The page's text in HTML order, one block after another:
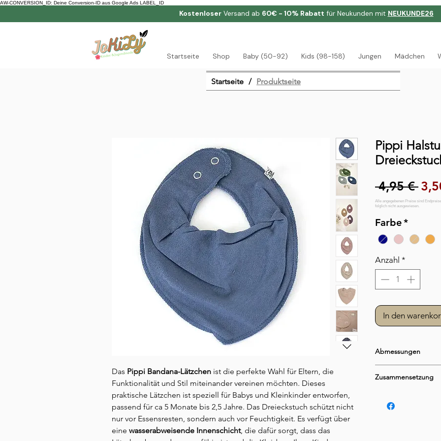
AW-CONVERSION_ID: Deine Conversion-ID aus Google Ads LABEL_ID
KostenloserVersand ab 60€ - 10% Rabatt für Neukunden mit NEUKUNDE26
Startseite Shop Baby (50-92) Kids (98-158) Jungen Mädchen
Das Pippi Bandana-Lätzchen ist die perfekte Wahl für Eltern, die
Funktionalität und Stil miteinander vereinen möchten. Dieses
praktische Lätzchen ist speziell für Babys und Kleinkinder entworfen,
passend für ca 5 Monate bis 2,5 Jahre. Das Dreieckstuch schützt nicht
nur vor Essensresten, sondern auch vor Feuchtigkeit. Es verfügt über
eine wasserabweisende Innenschicht, die dafür sorgt, dass das
Pippi
4,95 €
Farbe*
Anzahl *
In den
Abmessungen
Gesamtbreite
Länge ab
Durchmesser
Zusammensetzung
Startseite / Produktseite